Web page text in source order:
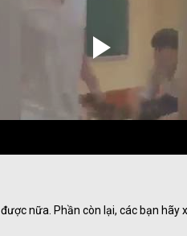
nữa. Phần còn lại, các bạn hãy